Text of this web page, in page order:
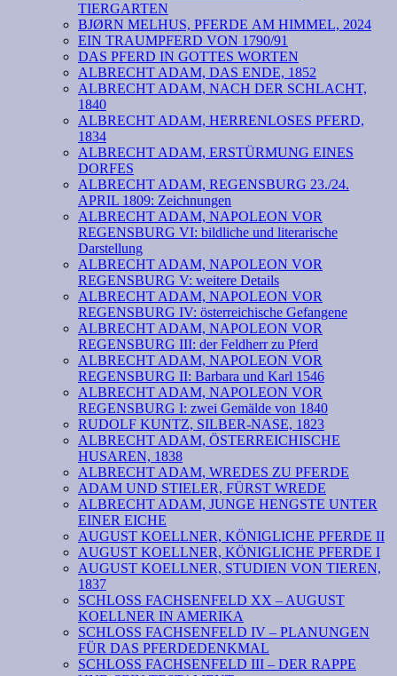
TIERGARTEN
BJØRN MELHUS, PFERDE AM HIMMEL, 2024
EIN TRAUMPFERD VON 1790/91
DAS PFERD IN GOTTES WORTEN
ALBRECHT ADAM, DAS ENDE, 1852
ALBRECHT ADAM, NACH DER SCHLACHT,
1840
ALBRECHT ADAM, HERRENLOSES PFERD,
1834
ALBRECHT ADAM, ERSTÜRMUNG EINES
DORFES
ALBRECHT ADAM, REGENSBURG 23./24.
APRIL 1809: Zeichnungen
ALBRECHT ADAM, NAPOLEON VOR
REGENSBURG VI: bildliche und literarische
Darstellung
ALBRECHT ADAM, NAPOLEON VOR
REGENSBURG V: weitere Details
ALBRECHT ADAM, NAPOLEON VOR
REGENSBURG IV: österreichische Gefangene
ALBRECHT ADAM, NAPOLEON VOR
REGENSBURG III: der Feldherr zu Pferd
ALBRECHT ADAM, NAPOLEON VOR
REGENSBURG II: Barbara und Karl 1546
ALBRECHT ADAM, NAPOLEON VOR
REGENSBURG I: zwei Gemälde von 1840
RUDOLF KUNTZ, SILBER-NASE, 1823
ALBRECHT ADAM, ÖSTERREICHISCHE
HUSAREN, 1838
ALBRECHT ADAM, WREDES ZU PFERDE
ADAM UND STIELER, FÜRST WREDE
ALBRECHT ADAM, JUNGE HENGSTE UNTER
EINER EICHE
AUGUST KOELLNER, KÖNIGLICHE PFERDE II
AUGUST KOELLNER, KÖNIGLICHE PFERDE I
AUGUST KOELLNER, STUDIEN VON TIEREN,
1837
SCHLOSS FACHSENFELD XX – AUGUST
KOELLNER IN AMERIKA
SCHLOSS FACHSENFELD IV – PLANUNGEN
FÜR DAS PFERDEDENKMAL
SCHLOSS FACHSENFELD III – DER RAPPE